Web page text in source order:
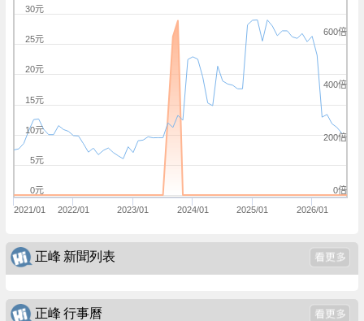
2021/01 2022/01 2023/01 2024/01 2025/01 2026/01
0倍
200倍
400倍
600倍
0元
5元
10元
15元
20元
25元
30元
正峰 新聞列表
正峰 行事曆